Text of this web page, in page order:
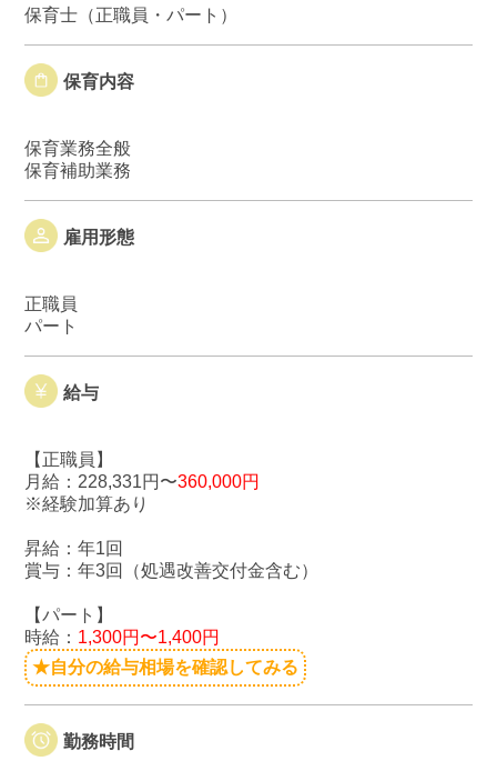
保育士（正職員・パート）
保育内容
保育業務全般
保育補助業務
雇用形態
正職員
パート
給与
【正職員】
月給：228,331円〜360,000円
※経験加算あり
昇給：年1回
賞与：年3回（処遇改善交付金含む）
【パート】
時給： 1,300円〜1,400円
★自分の給与相場を確認してみる
勤務時間